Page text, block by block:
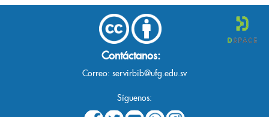
Contáctanos:
Correo: servirbib@ufg.edu.sv
Síguenos: